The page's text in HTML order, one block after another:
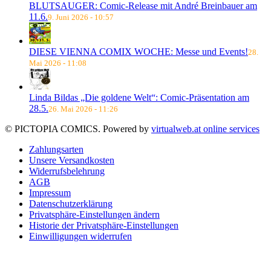
BLUTSAUGER: Comic-Release mit André Breinbauer am
11.6.9. Juni 2026 - 10:57
DIESE VIENNA COMIX WOCHE: Messe und Events!28.
Mai 2026 - 11:08
Linda Bildas „Die goldene Welt“: Comic-Präsentation am
28.5.26. Mai 2026 - 11:26
© PICTOPIA COMICS. Powered by virtualweb.at online services
Zahlungsarten
Unsere Versandkosten
Widerrufsbelehrung
AGB
Impressum
Datenschutzerklärung
Privatsphäre-Einstellungen ändern
Historie der Privatsphäre-Einstellungen
Einwilligungen widerrufen